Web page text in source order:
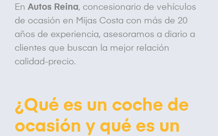
En Autos Reina, concesionario de vehículos
de ocasión en Mijas Costa con más de 20
años de experiencia, asesoramos a diario a
clientes que buscan la mejor relación
calidad-precio.
¿Qué es un coche de
ocasión y qué es un